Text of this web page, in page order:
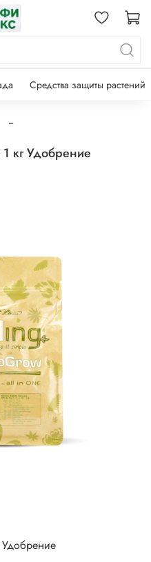
Средства защиты растений
кг Удобрение